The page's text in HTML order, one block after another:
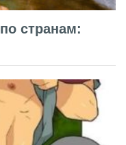
странам: